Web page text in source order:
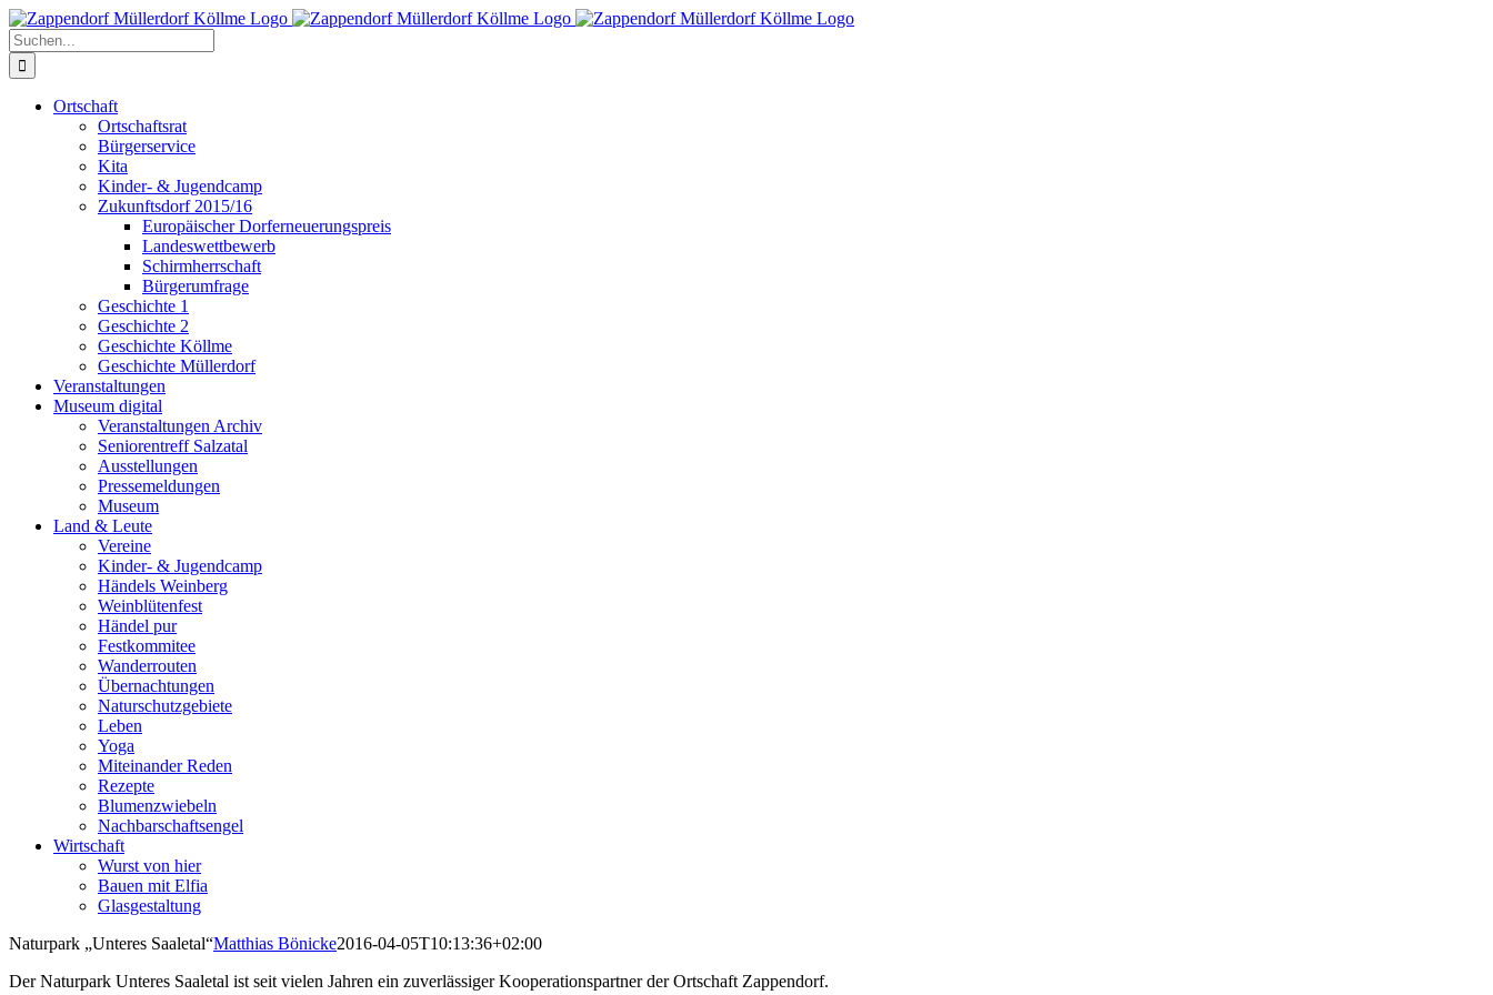
Zum
Inhalt
springen
Suche
nach:
Ortschaft
Ortschaftsrat
Bürgerservice
Kita
Kinder- & Jugendcamp
Zukunftsdorf 2015/16
Europäischer Dorferneuerungspreis
Landeswettbewerb
Schirmherrschaft
Bürgerumfrage
Geschichte 1
Geschichte 2
Geschichte Köllme
Geschichte Müllerdorf
Veranstaltungen
Museum digital
Veranstaltungen Archiv
Seniorentreff Salzatal
Ausstellungen
Pressemeldungen
Museum
Land & Leute
Vereine
Kinder- & Jugendcamp
Händels Weinberg
Weinblütenfest
Händel pur
Festkommitee
Wanderrouten
Übernachtungen
Naturschutzgebiete
Leben
Yoga
Miteinander Reden
Rezepte
Blumenzwiebeln
Nachbarschaftsengel
Wirtschaft
Wurst von hier
Bauen mit Elfia
Glasgestaltung
Naturpark „Unteres Saaletal“Matthias Bönicke2016-04-05T10:13:36+02:00
Der Naturpark Unteres Saaletal ist seit vielen Jahren ein zuverlässiger Kooperationspartner der Ortschaft Zappendorf.